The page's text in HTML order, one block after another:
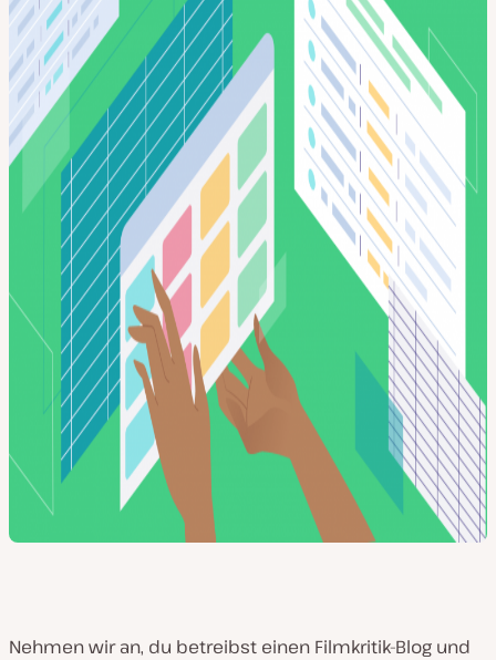
Nehmen wir an, du betreibst einen Filmkritik-Blog und